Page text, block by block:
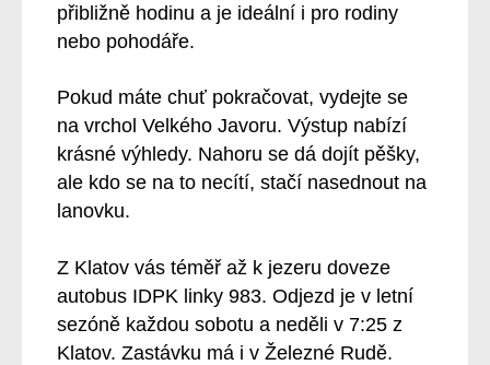
přibližně hodinu a je ideální i pro rodiny
nebo pohodáře.
Pokud máte chuť pokračovat, vydejte se
na vrchol Velkého Javoru. Výstup nabízí
krásné výhledy. Nahoru se dá dojít pěšky,
ale kdo se na to necítí, stačí nasednout na
lanovku.
Z Klatov vás téměř až k jezeru doveze
autobus IDPK linky 983. Odjezd je v letní
sezóně každou sobotu a neděli v 7:25 z
Klatov. Zastávku má i v Železné Rudě.